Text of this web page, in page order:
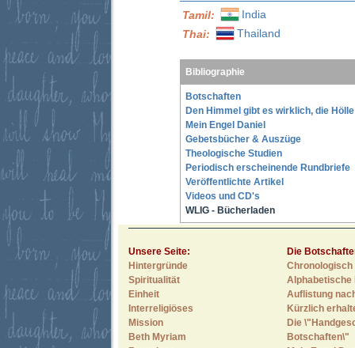
Tamil:
India
Thai:
Thailand
Bibliographie
Botschaften
Den Himmel gibt es wirklich, die
Mein Engel Daniel
Gebetsbücher & Auszüge
Theologische Studien
Periodisch erscheinende Rundbriefe
Veröffentlichte Artikel
Videos und CD's
WLIG - Bücherladen
Unsere Seite:
Hintergründe
Spiritualität
Einheit
Interreligiöses
Mission
Beth Myriam
Die
Alphabetische
Auflistung
Kürzlich
Die
Botschaften\"